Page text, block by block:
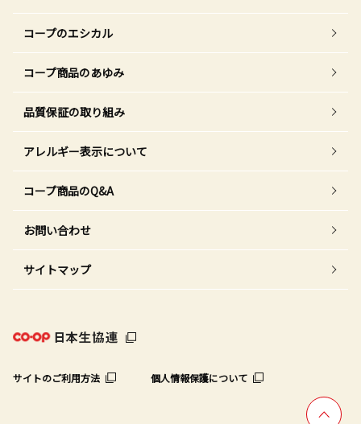
コープのエシカル
コープ商品のあゆみ
品質保証の取り組み
アレルギー表示について
コープ商品のQ&A
お問い合わせ
サイトマップ
サイトのご利用方法 個人情報保護について